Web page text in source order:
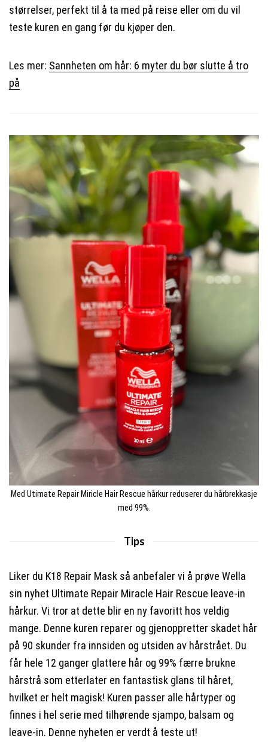
størrelser, perfekt til å ta med på reise eller om du vil
teste kuren en gang før du kjøper den.
Les mer: Sannheten om hår: 6 myter du bør slutte å tro
på
Med Utimate Repair Miricle Hair Rescue hårkur reduserer du hårbrekkasje
med 99%.
Tips
Liker du K18 Repair Mask så anbefaler vi å prøve Wella
sin nyhet Ultimate Repair Miracle Hair Rescue leave-in
hårkur. Vi tror at dette blir en ny favoritt hos veldig
mange. Denne kuren reparer og gjenoppretter skadet hår
på 90 skunder fra innsiden og utsiden av hårstrået. Du
får hele 12 ganger glattere hår og 99% færre brukne
hårstrå som etterlater en fantastisk glans til håret,
hvilket er helt magisk! Kuren passer alle hårtyper og
finnes i hel serie med tilhørende sjampo, balsam og
leave-in. Denne nyheten er verdt å teste ut!